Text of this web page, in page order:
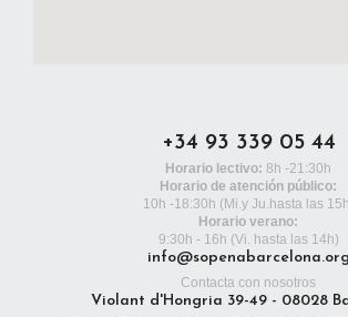
+34 93 339 05 44
Horario lectivo: 8h -21:30h
Horario de atención público:
10h -18:30h (Mi.y Ju.hasta las
Horario verano:
9:30h - 16h (Vi. hasta las 14h)
info@sopenabarcelona.org
Contacta con nosotros
Violant d'Hongria 39-49 - 08028